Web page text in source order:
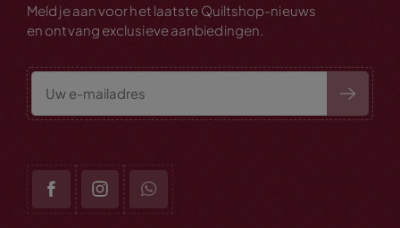
Meld je aan voor het laatste Quiltshop-nieuws
en ontvang exclusieve aanbiedingen.